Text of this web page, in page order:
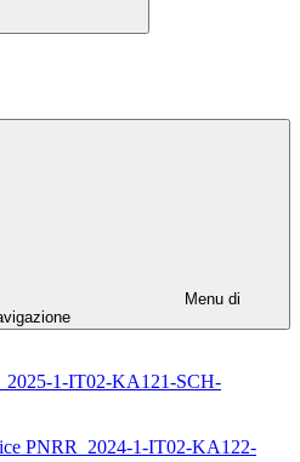
Menu di
2025-1-IT02-KA121-SCH-
PNRR_2024-1-IT02-KA122-